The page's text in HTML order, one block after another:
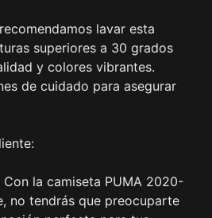
lavar esta
superiores a 30 grados
y colores vibrantes.
de cuidado para asegurar
la camiseta PUMA 2020-
no tendrás que preocuparte